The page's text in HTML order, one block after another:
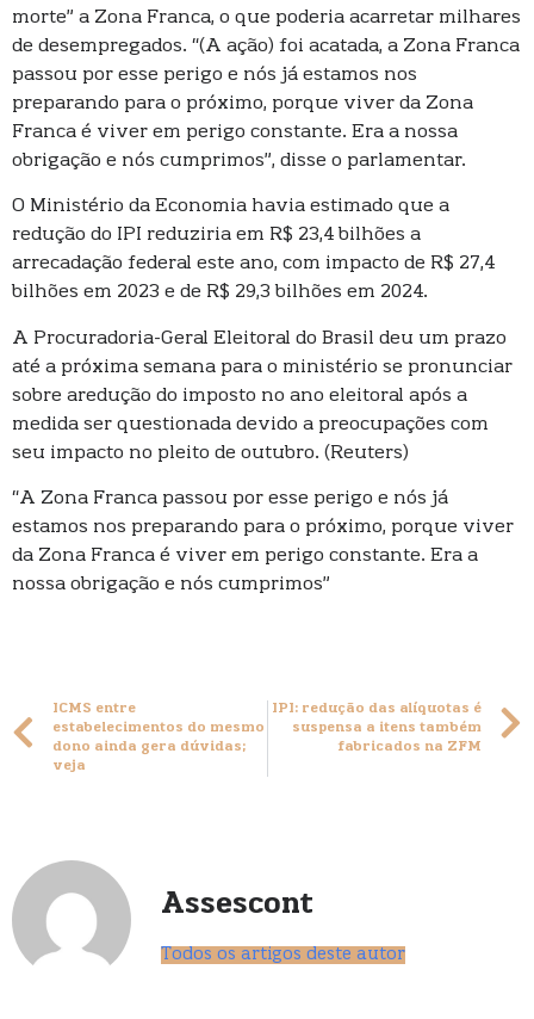
morte” a Zona Franca, o que poderia acarretar milhares
de desempregados. “(A ação) foi acatada, a Zona Franca
passou por esse perigo e nós já estamos nos
preparando para o próximo, porque viver da Zona
Franca é viver em perigo constante. Era a nossa
obrigação e nós cumprimos”, disse o parlamentar.
O Ministério da Economia havia estimado que a
redução do IPI reduziria em R$ 23,4 bilhões a
arrecadação federal este ano, com impacto de R$ 27,4
bilhões em 2023 e de R$ 29,3 bilhões em 2024.
A Procuradoria-Geral Eleitoral do Brasil deu um prazo
até a próxima semana para o ministério se pronunciar
sobre aredução do imposto no ano eleitoral após a
medida ser questionada devido a preocupações com
seu impacto no pleito de outubro. (Reuters)
“A Zona Franca passou por esse perigo e nós já
estamos nos preparando para o próximo, porque viver
da Zona Franca é viver em perigo constante. Era a
nossa obrigação e nós cumprimos”
ICMS entre
estabelecimentos do mesmo
dono ainda gera dúvidas;
veja
IPI: redução das alíquotas é
suspensa a itens também
fabricados na ZFM
Assescont
Todos os artigos deste autor